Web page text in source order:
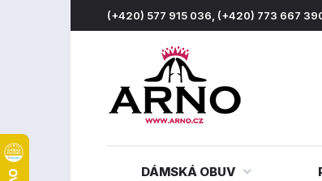
(+420) 577 915 036, (+420) 773 667
DÁMSKÁ OBUV